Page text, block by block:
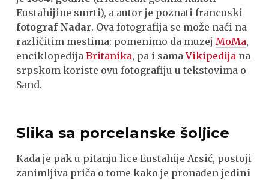
Eustahijine smrti), a autor je poznati francuski
fotograf Nadar. Ova fotografija se može naći na
različitim mestima: pomenimo da muzejMoMa,
enciklopedijaBritanika, pa i samaVikipedija na
srpskom koriste ovu fotografiju u tekstovima o
Sand.
Slika sa porcelanske šoljice
Kada je pak u pitanju lice Eustahije Arsić, postoji
zanimljiva priča o tome kako je pronađenjedini